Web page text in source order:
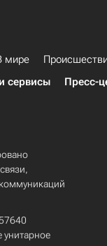
мире
сервисы Пресс-
унитарное